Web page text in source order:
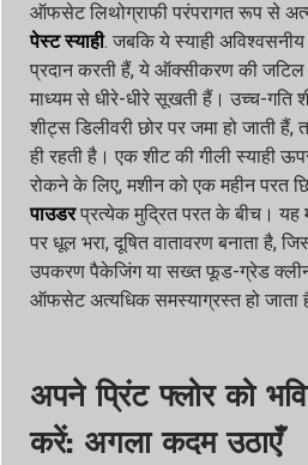
ऑफसेट लिथोग्राफी परंपरागत रूप से
पेस्ट स्याही. जबकि ये स्याही
प्रदान करती हैं, ये ऑक्सीकरण की जटिल
माध्यम से धीरे-धीरे सूखती हैं। उच्च-
शीट्स डिलीवरी छोर पर जमा हो जाती हैं,
ही रहती है। एक शीट की गीली स्याही
रोकने के लिए, मशीन को एक महीन परत
पाउडरप्रत्येक मुद्रित परत के बीच। यह
पर धूल भरा, दूषित वातावरण बनाता है,
उपकरण पैकेजिंग या सख्त फूड-ग्रेड
ऑफसेट अत्यधिक समस्याग्रस्त हो जाता
अपने प्रिंट फ्लोर को
करें: अगला कदम उठाएँ